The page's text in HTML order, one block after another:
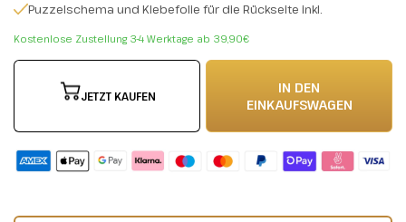
Puzzelschema und Klebefolie für die Rückseite inkl.
Kostenlose Zustellung 3-4 Werktage ab 39,90€
JETZT KAUFEN
IN DEN
EINKAUFSWAGEN